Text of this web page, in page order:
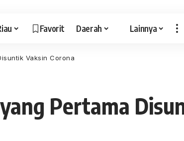
Favorit Daerah Lainnya
Vaksin Corona
Pertama